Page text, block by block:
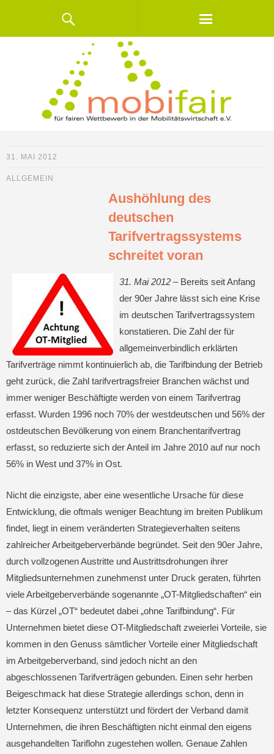
31. MAI 2012
ALLGEMEIN
Aushöhlung des
deutschen
Tarifvertragssystems
schreitet voran
31. Mai 2012 –Bereits seit Anfang
der 90er Jahre lässt sich eine Krise
im deutschen Tarifvertragssystem
konstatieren. Die Zahl der für
allgemeinverbindlich erklärten
Tarifverträge nimmt kontinuierlich ab, die Tarifbindung der Betrieb
geht zurück, die Zahl tarifvertragsfreier Branchen wächst und
immer weniger Beschäftigte werden von einem Tarifvertrag
erfasst. Wurden 1996 noch 70% der westdeutschen und 56% der
ostdeutschen Bevölkerung von einem Branchentarifvertrag
erfasst, so reduzierte sich der Anteil im Jahre 2010 auf nur noch
56% in West und 37% in Ost.
Nicht die einzigste, aber eine wesentliche Ursache für diese
Entwicklung, die oftmals weniger Beachtung im breiten Publikum
findet, liegt in einem veränderten Strategieverhalten seitens
zahlreicher Arbeitgeberverbände begründet. Seit den 90er Jahre,
durch vollzogenen Austritte und Austrittsdrohungen ihrer
Mitgliedsunternehmen zunehmenst unter Druck geraten, führten
viele Arbeitgeberverbände sogenannte „OT-Mitgliedschaften“ ein
– das Kürzel „OT“ bedeutet dabei „ohne Tarifbindung“. Für
Unternehmen bietet diese OT-Mitgliedschaft zweierlei Vorteile, sie
kommen in den Genuss sämtlicher Vorteile einer Mitgliedschaft
im Arbeitgeberverband, sind jedoch nicht an den
abgeschlossenen Tarifverträgen gebunden. Einen sehr herben
Beigeschmack hat diese Strategie allerdings schon, denn in
letzter Konsequenz unterstützt und fördert der Verband damit
Unternehmen, die ihren Beschäftigten nicht einmal den eigens
ausgehandelten Tariflohn zugestehen wollen. Genaue Zahlen